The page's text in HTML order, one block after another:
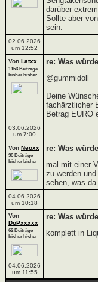
darüber
Sollte aber
sein.
02.06.2026
um 12:52
Von Latxx
1163 Beiträge
bisher bisher
re: Was
@gummidoll
Deine
fachärztlicher
Betrag EURO
03.06.2026
um 7:00
Von Neoxx
30 Beiträge
bisher bisher
re: Was
mal mit einer
zu werden
sehen, was
04.06.2026
um 10:18
Von
DoPxxxxx
62 Beiträge
bisher bisher
re: Was
komplett in
04.06.2026
um 11:55